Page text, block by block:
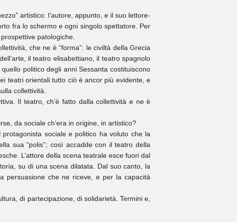
artistico: l’autore, appunto, e il suo lettore-
fra lo schermo e ogni singolo spettatore. Per
patologiche.
che ne è “forma”: le civiltà della Grecia
il teatro elisabettiano, il teatro spagnolo
politico degli anni Sessanta costituiscono
teatri orientali tutto ciò è ancor più evidente, e
collettività.
Il teatro, ch’è fatto dalla collettività e ne è
da sociale ch’era in origine, in artistico?
sociale e politico ha voluto che la
sua “polis”; così accadde con il teatro della
L’attore della scena teatrale esce fuori dal
su di una scena dilatata. Dal suo canto, la
persuasione che ne riceve, e per la capacità
di partecipazione, di solidarietà. Termini e,